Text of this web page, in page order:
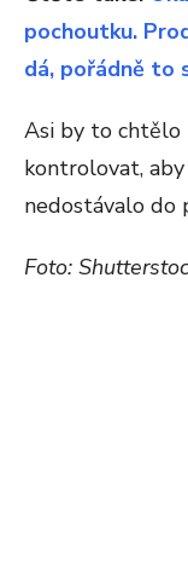
pochoutku.
dá, pořádně to
Asi by to chtělo
kontrolovat,
nedostávalo do
Foto: